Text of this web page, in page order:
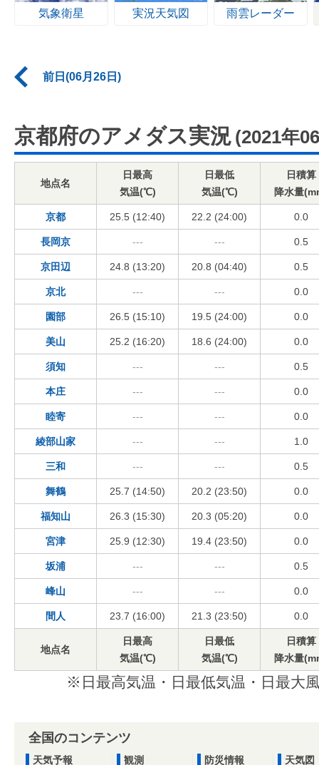
気象衛星 実況天気図 雨雲レーダー
前日(06月26日)
京都府のアメダス実況 (2021年
地点名
日最高
気温(℃)
日最低
気温(℃)
日積算
降水量
京都 25.5 (12:40) 22.2 (24:00) 0.0
長岡京 --- --- 0.5
京田辺 24.8 (13:20) 20.8 (04:40) 0.5
京北 --- --- 0.0
園部 26.5 (15:10) 19.5 (24:00) 0.0
美山 25.2 (16:20) 18.6 (24:00) 0.0
須知 --- --- 0.5
本庄 --- --- 0.0
睦寄 --- --- 0.0
綾部山家 --- --- 1.0
三和 --- --- 0.5
舞鶴 25.7 (14:50) 20.2 (23:50) 0.0
福知山 26.3 (15:30) 20.3 (05:20) 0.0
宮津 25.9 (12:30) 19.4 (23:50) 0.0
坂浦 --- --- 0.5
峰山 --- --- 0.0
間人 23.7 (16:00) 21.3 (23:50) 0.0
地点名
日最高
気温(℃)
日最低
気温(℃)
日積算
降水量
※日最高気温・日最低気温・日最大
全国のコンテンツ
天気予報 観測 防災情報 天気図